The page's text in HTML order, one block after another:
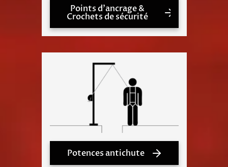
Points d'ancrage &
Crochets de sécurité
Potences antichute